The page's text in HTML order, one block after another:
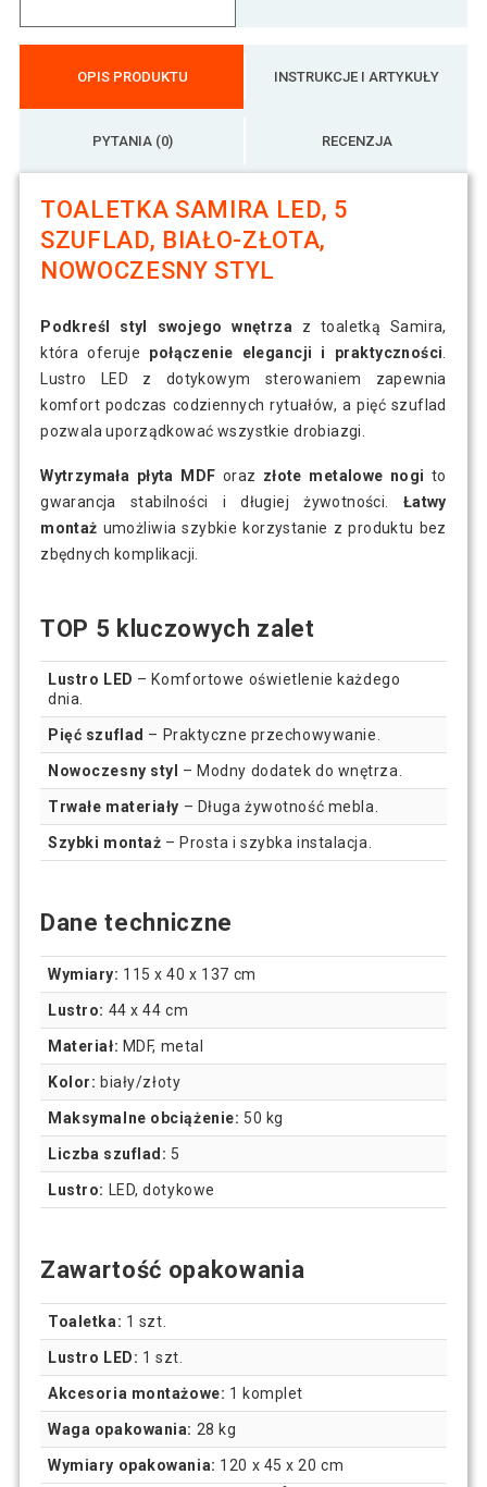
OPIS PRODUKTU INSTRUKCJE I ARTYKUŁY
PYTANIA (0) RECENZJA
TOALETKA SAMIRA LED, 5
SZUFLAD, BIAŁO-ZŁOTA,
NOWOCZESNY STYL
Podkreśl styl swojego wnętrza z toaletką Samira,
która oferuje połączenie elegancji i praktyczności
Lustro LED z dotykowym sterowaniem zapewnia
komfort podczas codziennych rytuałów, a pięć szuflad
pozwala uporządkować wszystkie drobiazgi.
Wytrzymała płyta MDF oraz złote metalowe nogi to
gwarancja stabilności i długiej żywotności. Łatwy
montaż umożliwia szybkie korzystanie z produktu bez
zbędnych komplikacji.
TOP 5 kluczowych zalet
Lustro LED – Komfortowe oświetlenie każdego
dnia.
Pięć szuflad – Praktyczne przechowywanie.
Nowoczesny styl – Modny dodatek do wnętrza.
Trwałe materiały – Długa żywotność mebla.
Szybki montaż – Prosta i szybka instalacja.
Dane techniczne
Wymiary: 115 x 40 x 137 cm
Lustro: 44 x 44 cm
Materiał: MDF, metal
Kolor: biały/złoty
Maksymalne obciążenie: 50 kg
Liczba szuflad: 5
Lustro: LED, dotykowe
Zawartość opakowania
Toaletka: 1 szt.
Lustro LED: 1 szt.
Akcesoria montażowe: 1 komplet
Waga opakowania: 28 kg
Wymiary opakowania: 120 x 45 x 20 cm